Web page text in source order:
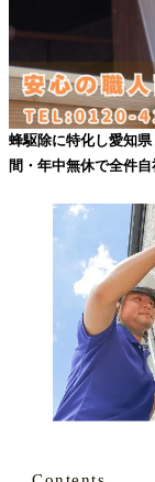
蜂駆除に特化し愛知
間・年中無休で全件